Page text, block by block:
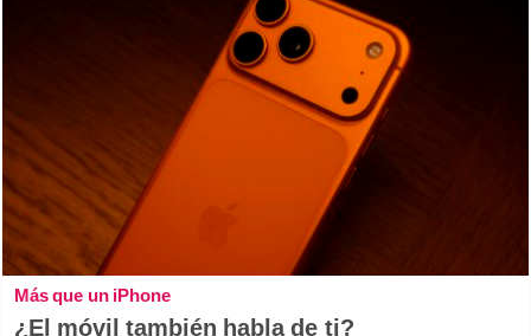
Más que un iPhone
¿El móvil también habla de ti?